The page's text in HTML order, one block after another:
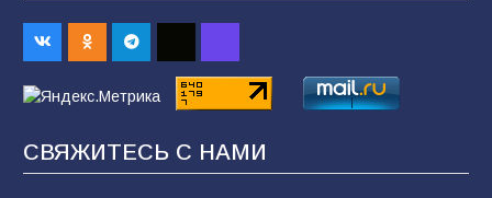
В Батайске продолжаются дорожные работы
91 04.08.2026
заявления о мобилизации — это
СВЯЖИТЕСЬ С НАМИ